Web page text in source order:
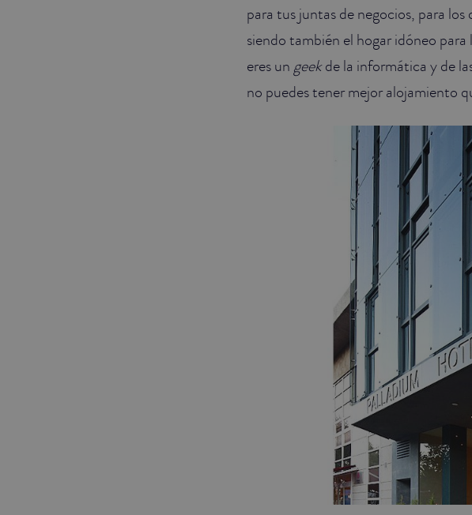
para tus juntas de negocios, para
siendo también el hogar idóneo
eres un geekde la informática y de
no puedes tener mejor alojamiento